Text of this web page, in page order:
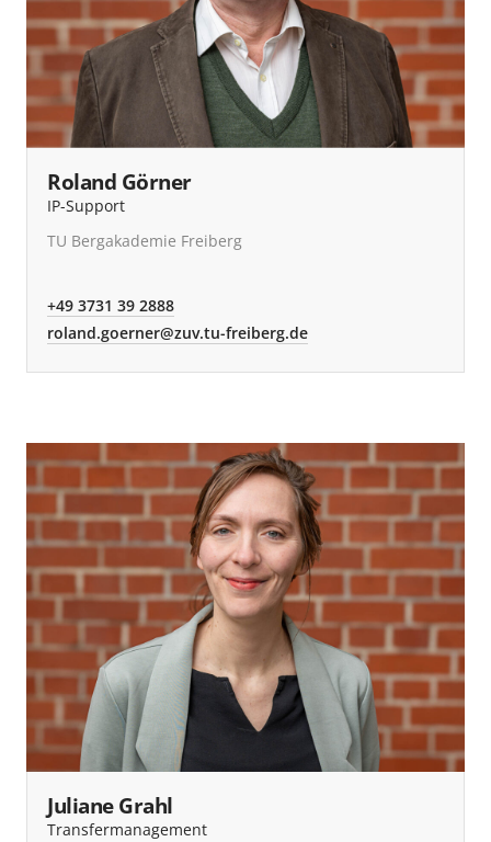
Roland Görner
IP-Support
TU Bergakademie Freiberg
+49 3731 39 2888
roland.goerner@zuv.tu-freiberg.de
Juliane Grahl
Transfermanagement